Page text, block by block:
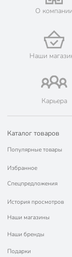
💳 Оплата:
🛍 Скидки,
📜 Только
Порядок -
марок.
О компании
Наши
Карьера
Каталог товаров
Популярные товары
Избранное
Спецпредложения
История просмотров
Наши магазины
Наши бренды
Подарки